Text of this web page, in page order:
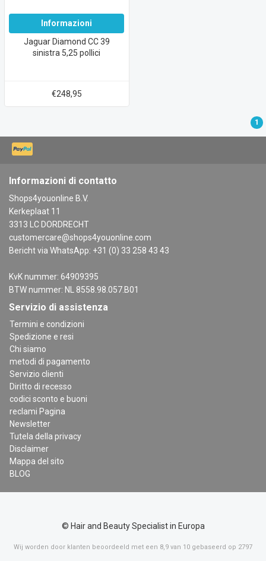
Informazioni
Jaguar Diamond CC 39
sinistra 5,25 pollici
€248,95
1
Informazioni di contatto
Shops4youonline B.V.
Kerkeplaat 11
3313 LC DORDRECHT
customercare@shops4youonline.com
Bericht via WhatsApp: +31 (0) 33 258 43 43
KvK nummer: 64909395
BTW nummer: NL 8558.98.057.B01
Servizio di assistenza
Termini e condizioni
Spedizione e resi
Chi siamo
metodi di pagamento
Servizio clienti
Diritto di recesso
codici sconto e buoni
reclami Pagina
Newsletter
Tutela della privacy
Disclaimer
Mappa del sito
BLOG
© Hair and Beauty Specialist in Europa
Wij worden door klanten beoordeeld met een 8,9 van 10 gebaseerd op 2797